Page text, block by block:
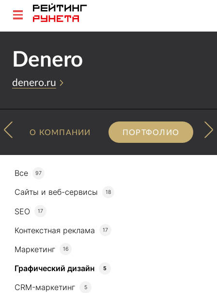
Denero
denero.ru
О КОМПАНИИ ПОРТФОЛИО
Все 97
Сайты и веб-сервисы 18
SEO 17
Контекстная реклама 17
Маркетинг 16
Графический дизайн 5
CRM-маркетинг 5